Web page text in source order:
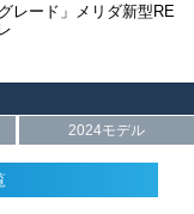
レード」メリダ新型RE
2024モデル